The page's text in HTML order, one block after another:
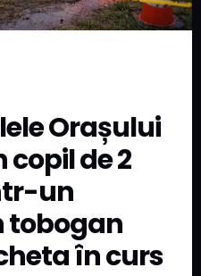
Orașului
copil de 2
un
tobogan
în curs